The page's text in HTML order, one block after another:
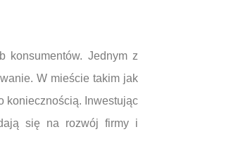
konsumentów. Jednym z
W mieście takim jak
koniecznością. Inwestując
się na rozwój firmy i